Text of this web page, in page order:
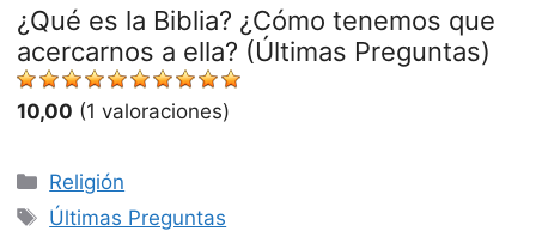
¿Qué es la Biblia? ¿Cómo tenemos que
acercarnos a ella? (Últimas Preguntas)
10,00 (1 valoraciones)
Categorías
Religión
Etiquetas
Últimas Preguntas